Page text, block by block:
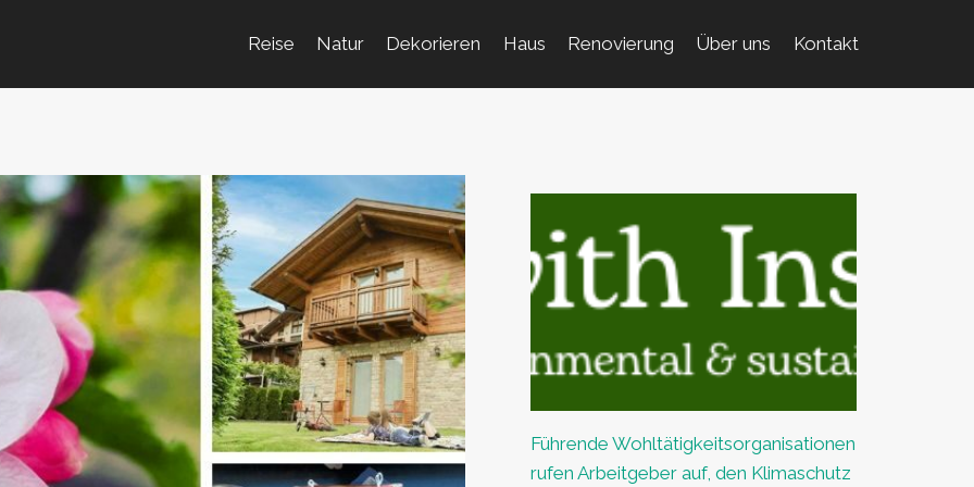
Reise Natur Dekorieren Haus Renovierung Über uns Kontakt
Führende Wohltätigkeitsorganisationen
rufen Arbeitgeber auf, den Klimaschutz